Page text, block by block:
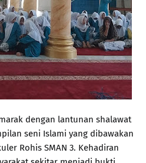
dengan lantunan shalawat
seni Islami yang dibawakan
Rohis SMAN 3. Kehadiran